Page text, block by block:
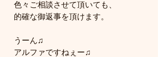
色々ご相談させて頂いても、
的確な御返事を頂けます。
うーん♫
アルファですねぇー♫